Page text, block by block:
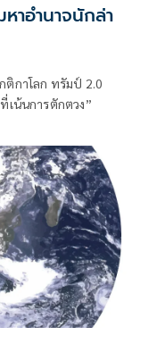
าอำนาจนักล่า
กาโลก ทรัมป์ 2.0
เน้นการตักตวง”